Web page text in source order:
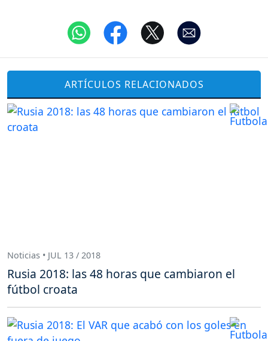
ARTÍCULOS RELACIONADOS
Noticias • JUL 13 / 2018
Rusia 2018: las 48 horas que cambiaron el
fútbol croata